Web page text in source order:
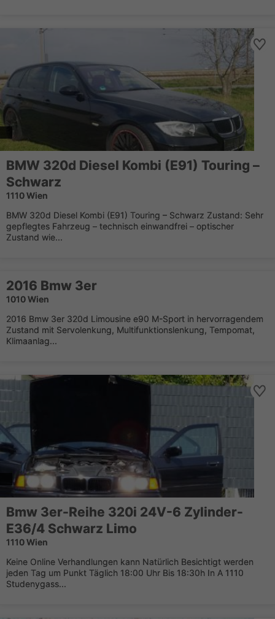
BMW 320d Diesel Kombi (E91) Touring –
Schwarz
1110 Wien
BMW 320d Diesel Kombi (E91) Touring – Schwarz Zustand: Sehr
gepflegtes Fahrzeug – technisch einwandfrei – optischer
Zustand wie...
2016 Bmw 3er
1010 Wien
2016 Bmw 3er 320d Limousine e90 M-Sport in hervorragendem
Zustand mit Servolenkung, Multifunktionslenkung, Tempomat,
Klimaanlag...
Bmw 3er-Reihe 320i 24V-6 Zylinder-
E36/4 Schwarz Limo
1110 Wien
Keine Online Verhandlungen kann Natürlich Besichtigt werden
jeden Tag um Punkt Täglich 18:00 Uhr Bis 18:30h In A 1110
Studenygass...